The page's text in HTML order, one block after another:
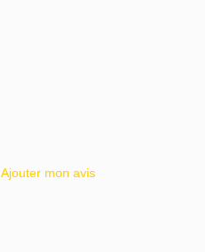
Ajouter mon avis